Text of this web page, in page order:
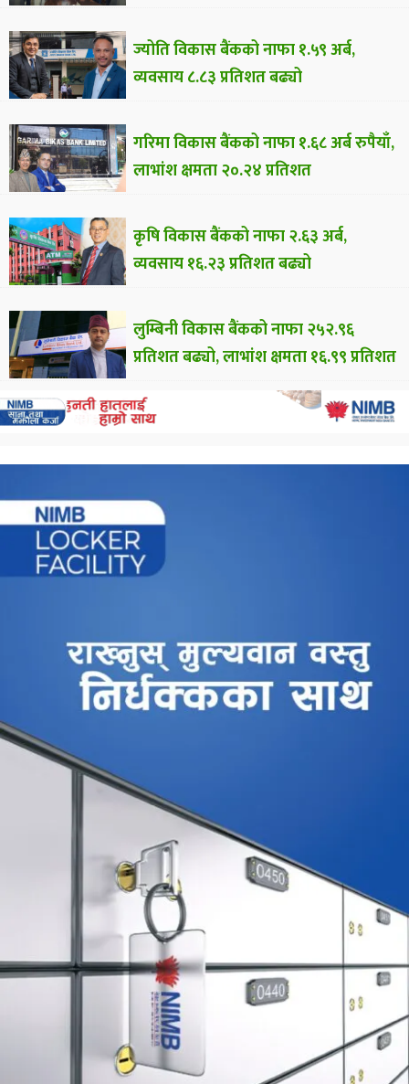
ज्योति विकास बैंकको नाफा १.५९ अर्ब,
व्यवसाय ८.८३ प्रतिशत बढ्यो
गरिमा विकास बैंकको नाफा १.६८ अर्ब रुपैयाँ,
लाभांश क्षमता २०.२४ प्रतिशत
कृषि विकास बैंकको नाफा २.६३ अर्ब,
व्यवसाय १६.२३ प्रतिशत बढ्यो
लुम्बिनी विकास बैंकको नाफा २५२.९६
प्रतिशत बढ्यो, लाभांश क्षमता १६.९९ प्रतिशत